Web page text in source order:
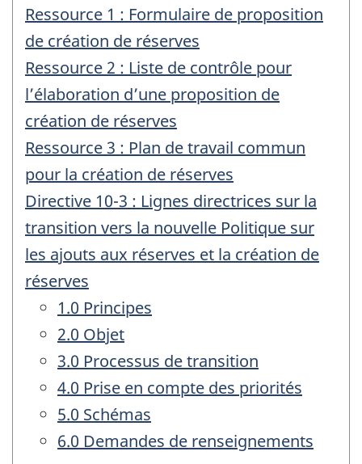
Ressource 1 : Formulaire de proposition
de création de réserves
Ressource 2 : Liste de contrôle pour
l’élaboration d’une proposition de
création de réserves
Ressource 3 : Plan de travail commun
pour la création de réserves
Directive 10-3 : Lignes directrices sur la
transition vers la nouvelle Politique sur
les ajouts aux réserves et la création de
réserves
1.0 Principes
2.0 Objet
3.0 Processus de transition
4.0 Prise en compte des priorités
5.0 Schémas
6.0 Demandes de renseignements